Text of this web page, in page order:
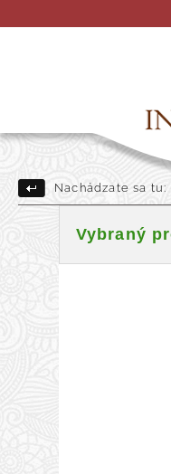
Nachádzate sa tu:
Vybraný